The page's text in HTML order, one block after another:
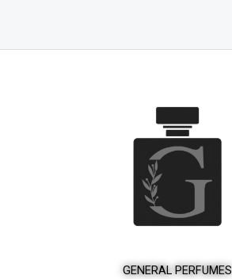
GENERAL PERFUMES